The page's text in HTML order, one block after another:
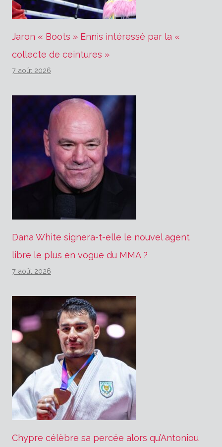
Jaron « Boots » Ennis intéressé par la «
collecte de ceintures »
7 août 2026
Dana White signera-t-elle le nouvel agent
libre le plus en vogue du MMA ?
7 août 2026
Chypre célèbre sa percée alors qu’Antoniou